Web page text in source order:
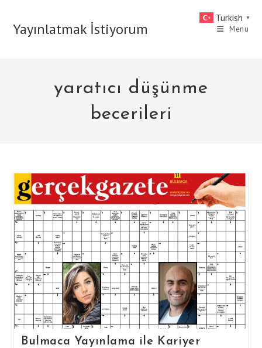
contentYayınlatmak İstiyorum Menu
yaratıcı düşünme
becerileri
Bulmaca Yayınlama ile Kariyer
Turkish ▼